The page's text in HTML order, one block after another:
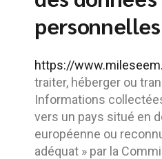
personnelles
https://
traiter, héberger ou
Informations
vers un pays situé en
européenne ou
adéquat » par la